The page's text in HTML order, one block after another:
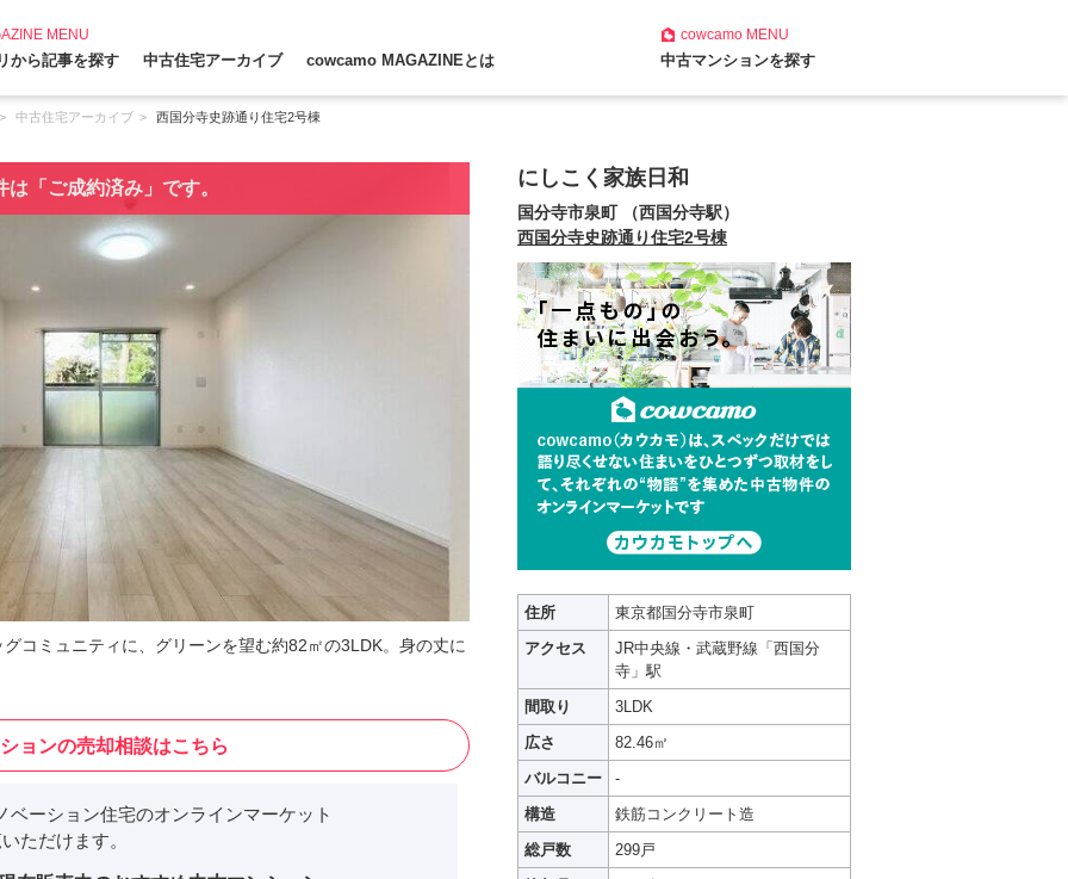
MENU
から記事を探す 中古住宅アーカイブ cowcamo MAGAZINEとは
cowcamoMENU
中古マンションを探す
中古住宅アーカイブ 西国分寺史跡通り住宅2号棟
は「ご成約済み」です。
コミュニティに、グリーンを望む約82㎡の3LDK。身の丈に
ョンの売却相談はこちら
ーション住宅のオンラインマーケット
ただけます。
にしこく家族日和
国分寺市泉町 （西国分寺駅）
西国分寺史跡通り住宅2号棟
住所
東京都国分寺市泉町
アクセス
JR中央線・武蔵野線「西国分
寺」駅
間取り
3LDK
広さ
82.46㎡
バルコニー
-
構造
鉄筋コンクリート造
総戸数
299戸